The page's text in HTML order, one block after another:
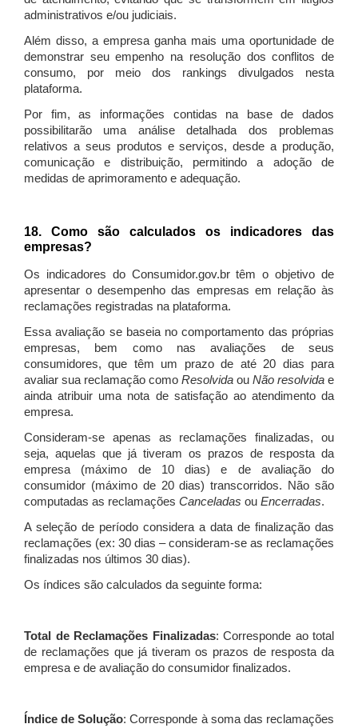
administrativos e/ou judiciais.
Além disso, a empresa ganha mais uma oportunidade de
demonstrar seu empenho na resolução dos conflitos de
consumo, por meio dos rankings divulgados nesta
plataforma.
Por fim, as informações contidas na base de dados
possibilitarão uma análise detalhada dos problemas
relativos a seus produtos e serviços, desde a produção,
comunicação e distribuição, permitindo a adoção de
medidas de aprimoramento e adequação.
18. Como são calculados os indicadores das
empresas?
Os indicadores do Consumidor.gov.br têm o objetivo de
apresentar o desempenho das empresas em relação às
reclamações registradas na plataforma.
Essa avaliação se baseia no comportamento das próprias
empresas, bem como nas avaliações de seus
consumidores, que têm um prazo de até 20 dias para
avaliar sua reclamação como Resolvida ou Não resolvida e
ainda atribuir uma nota de satisfação ao atendimento da
empresa.
Consideram-se apenas as reclamações finalizadas, ou
seja, aquelas que já tiveram os prazos de resposta da
empresa (máximo de 10 dias) e de avaliação do
consumidor (máximo de 20 dias) transcorridos. Não são
computadas as reclamações Canceladas ou Encerradas.
A seleção de período considera a data de finalização das
reclamações (ex: 30 dias – consideram-se as reclamações
finalizadas nos últimos 30 dias).
Os índices são calculados da seguinte forma:
Total de Reclamações Finalizadas: Corresponde ao total
de reclamações que já tiveram os prazos de resposta da
empresa e de avaliação do consumidor finalizados.
Índice de Solução: Corresponde à soma das reclamações